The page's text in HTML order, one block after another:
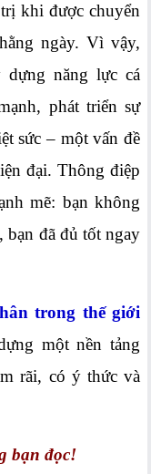
khi được chuyển
ngày. Vì vậy,
dựng năng lực cá
phát triển sự
sức – một vấn đề
đại. Thông điệp
mẽ: bạn không
bạn đã đủ tốt ngay
trong thế giới
một nền tảng
rãi, có ý thức và
bạn đọc!